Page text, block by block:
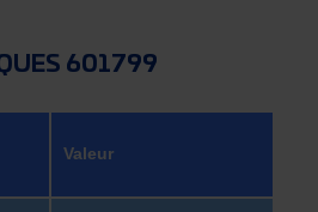
601799
Valeur